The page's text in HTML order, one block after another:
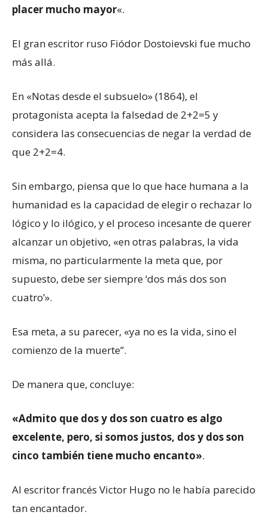
placer mucho mayor«.
El gran escritor ruso Fiódor Dostoievski fue mucho
más allá.
En «Notas desde el subsuelo» (1864), el
protagonista acepta la falsedad de 2+2=5 y
considera las consecuencias de negar la verdad de
que 2+2=4.
Sin embargo, piensa que lo que hace humana a la
humanidad es la capacidad de elegir o rechazar lo
lógico y lo ilógico, y el proceso incesante de querer
alcanzar un objetivo, «en otras palabras, la vida
misma, no particularmente la meta que, por
supuesto, debe ser siempre ‘dos más dos son
cuatro’».
Esa meta, a su parecer, «ya no es la vida, sino el
comienzo de la muerte”.
De manera que, concluye:
«Admito que dos y dos son cuatro es algo
excelente, pero, si somos justos, dos y dos son
cinco también tiene mucho encanto».
Al escritor francés Victor Hugo no le había parecido
tan encantador.